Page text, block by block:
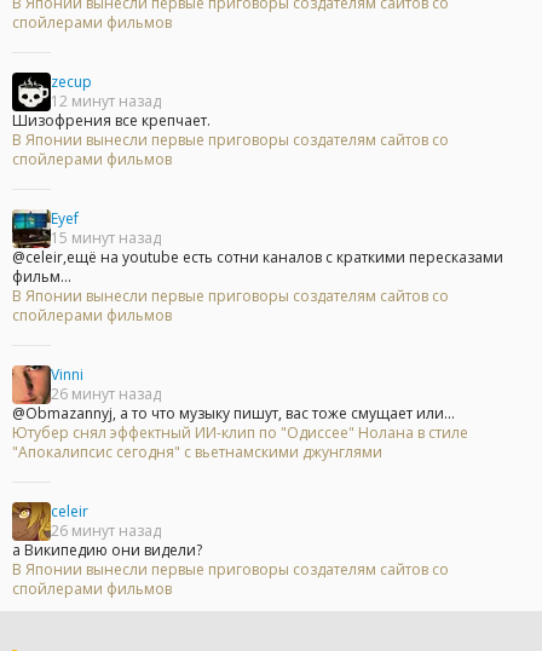
спойлерами фильмов
zecup
12 минут назад
Шизофрения все крепчает.
В Японии вынесли первые приговоры создателям сайтов со
спойлерами фильмов
Eyef
15 минут назад
@celeir,ещё на youtube есть сотни каналов с краткими пересказами
фильм...
В Японии вынесли первые приговоры создателям сайтов со
спойлерами фильмов
Vinni
26 минут назад
@Obmazannyj, а то что музыку пишут, вас тоже смущает или...
Ютубер снял эффектный ИИ-клип по "Одиссее" Нолана в стиле
"Апокалипсис сегодня" с вьетнамскими джунглями
celeir
26 минут назад
а Википедию они видели?
В Японии вынесли первые приговоры создателям сайтов со
спойлерами фильмов